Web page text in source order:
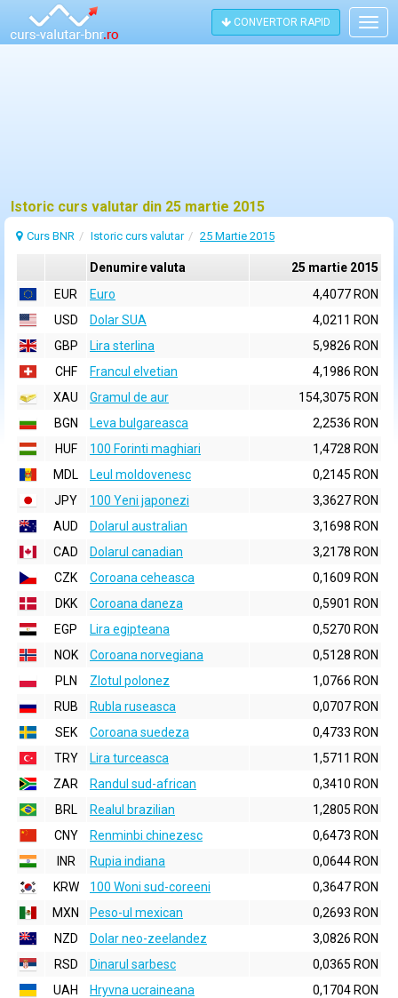
CONVERTOR RAPID
Istoric curs valutar din 25 martie 2015
Curs BNR Istoric curs valutar 25 Martie 2015
Denumire valuta
25 martie 2015
EUR
Euro
4,4077 RON
USD
Dolar SUA
4,0211 RON
GBP
Lira sterlina
5,9826 RON
CHF
Francul elvetian
4,1986 RON
XAU
Gramul de aur
154,3075 RON
BGN
Leva bulgareasca
2,2536 RON
HUF
100 Forinti maghiari
1,4728 RON
MDL
Leul moldovenesc
0,2145 RON
JPY
100 Yeni japonezi
3,3627 RON
AUD
Dolarul australian
3,1698 RON
CAD
Dolarul canadian
3,2178 RON
CZK
Coroana ceheasca
0,1609 RON
DKK
Coroana daneza
0,5901 RON
EGP
Lira egipteana
0,5270 RON
NOK
Coroana norvegiana
0,5128 RON
PLN
Zlotul polonez
1,0766 RON
RUB
Rubla ruseasca
0,0707 RON
SEK
Coroana suedeza
0,4733 RON
TRY
Lira turceasca
1,5711 RON
ZAR
Randul sud-african
0,3410 RON
BRL
Realul brazilian
1,2805 RON
CNY
Renminbi chinezesc
0,6473 RON
INR
Rupia indiana
0,0644 RON
KRW
100 Woni sud-coreeni
0,3647 RON
MXN
Peso-ul mexican
0,2693 RON
NZD
Dolar neo-zeelandez
3,0826 RON
RSD
Dinarul sarbesc
0,0365 RON
UAH
Hryvna ucraineana
0,1704 RON